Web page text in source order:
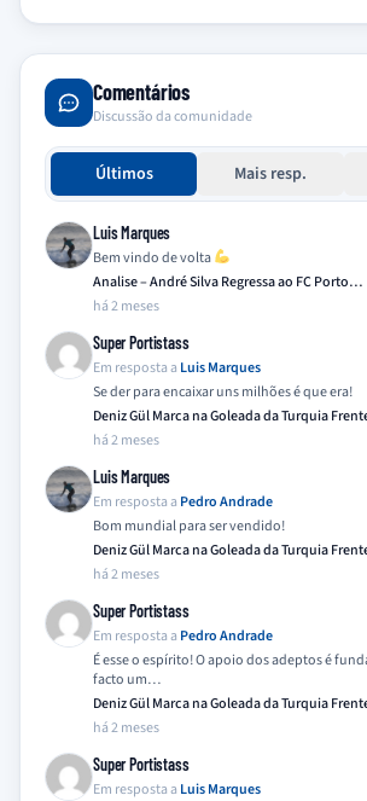
Comentários
Discussão da comunidade
Últimos Mais resp.
Luis Marques
Bem vindo de volta
Analise – André Silva Regressa ao FC Porto…
há 2 meses
Super Portistass
Em resposta a Luis Marques
Se der para encaixar uns milhões é que era!
Deniz Gül Marca na Goleada da Turquia
há 2 meses
Luis Marques
Em resposta a Pedro Andrade
Bom mundial para ser vendido!
Deniz Gül Marca na Goleada da Turquia
há 2 meses
Super Portistass
Em resposta a Pedro Andrade
É esse o espírito! O apoio dos adeptos é
facto um…
Deniz Gül Marca na Goleada da Turquia
há 2 meses
Super Portistass
Em resposta a Luis Marques